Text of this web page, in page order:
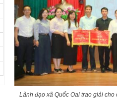
Lãnh đạo xã Quốc Oai trao giải